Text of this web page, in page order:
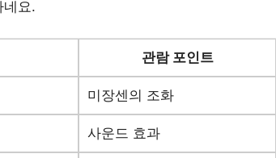
네요.
관람 포인트
미장센의 조화
사운드 효과